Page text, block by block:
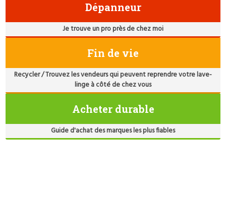
Dépanneur
Je trouve un pro près de chez moi
Fin de vie
Recycler / Trouvez les vendeurs qui peuvent reprendre votre lave-
linge à côté de chez vous
Acheter durable
Guide d'achat des marques les plus fiables